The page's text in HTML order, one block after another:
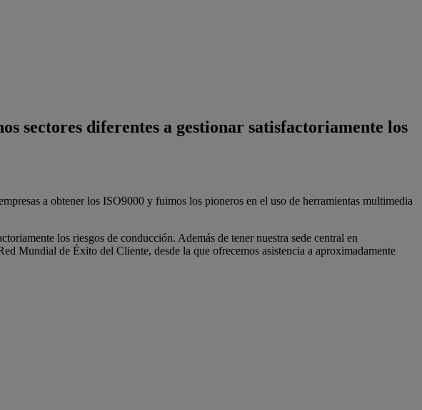
sectores diferentes a gestionar satisfactoriamente los
a obtener los ISO9000 y fuimos los pioneros en el uso de herramientas multimedia
los riesgos de conducción. Además de tener nuestra sede central en
Mundial de Éxito del Cliente, desde la que ofrecemos asistencia a aproximadamente